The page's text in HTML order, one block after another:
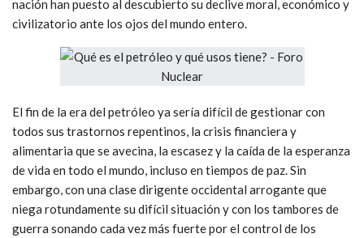
nación han puesto al descubierto su declive moral, económico y
civilizatorio ante los ojos del mundo entero.
El fin de la era del petróleo ya sería difícil de gestionar con
todos sus trastornos repentinos, la crisis financiera y
alimentaria que se avecina, la escasez y la caída de la esperanza
de vida en todo el mundo, incluso en tiempos de paz. Sin
embargo, con una clase dirigente occidental arrogante que
niega rotundamente su difícil situación y con los tambores de
guerra sonando cada vez más fuerte por el control de los